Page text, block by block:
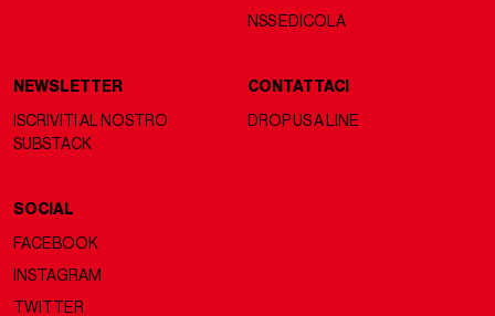
NSS EDICOLA
NEWSLETTER
ISCRIVITI AL NOSTRO
SUBSTACK
CONTATTACI
DROP US A LINE
SOCIAL
FACEBOOK
INSTAGRAM
TWITTER